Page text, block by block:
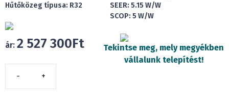
Hűtőközeg típusa: R32
SEER: 5.15 W/W
SCOP: 5 W/W
ár: 2 527 300Ft
Tekintse meg, mely megyékben
vállalunk telepítést!